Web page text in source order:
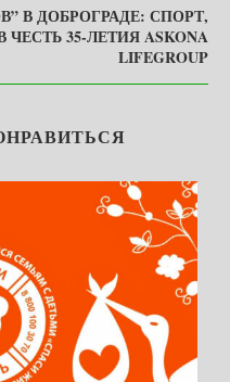
В ДОБРОГРАДЕ: СПОРТ,
35-ЛЕТИЯ ASKONA
LIFEGROUP